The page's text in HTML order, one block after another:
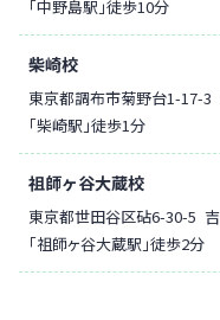
「中野島駅」徒歩10分
柴崎校
東京都調布市菊野台1-17-3
「柴崎駅」徒歩1分
祖師ヶ谷大蔵校
東京都世田谷区砧6-30-5
「祖師ヶ谷大蔵駅」徒歩2分